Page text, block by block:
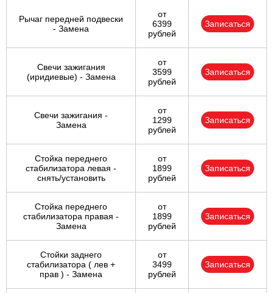
Рычаг передней подвески
- Замена
от
6399
рублей
Записаться
Свечи зажигания
(иридиевые) - Замена
от
3599
рублей
Записаться
Свечи зажигания -
Замена
от
1299
рублей
Записаться
Стойка переднего
стабилизатора левая -
снять/установить
от
1899
рублей
Записаться
Стойка переднего
стабилизатора правая -
Замена
от
1899
рублей
Записаться
Стойки заднего
стабилизатора ( лев +
прав ) - Замена
от
3499
рублей
Записаться